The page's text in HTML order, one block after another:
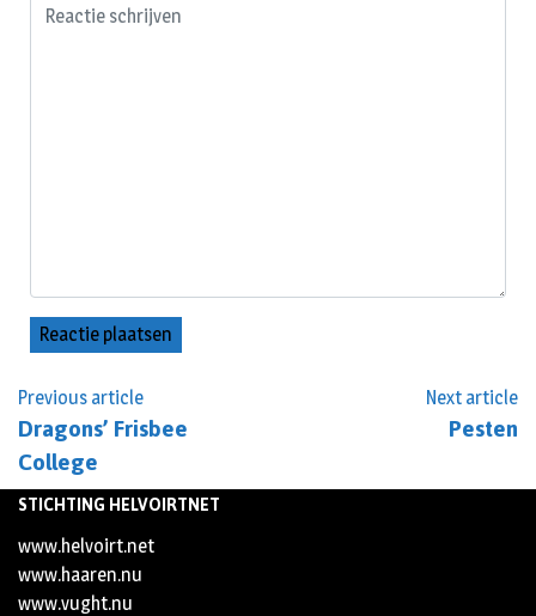
Previous article
Dragons’ Frisbee
College
Next article
Pesten
STICHTING HELVOIRTNET
www.helvoirt.net
www.haaren.nu
www.vught.nu